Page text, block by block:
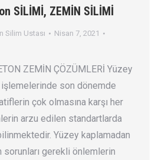
SİLİMİ, ZEMİN SİLİMİ
Silim Ustası
Nisan 7, 2021
ZEMİN ÇÖZÜMLERİ Yüzey
son dönemde
çok olmasına karşı her
arzu edilen standartlarda
Yüzey kaplamadan
sorunları gerekli önlemlerin